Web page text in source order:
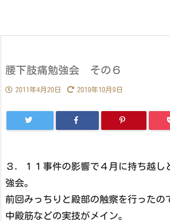
腰下肢痛勉強会 その６
2011年4月20日 2019年10月9日
３．１１事件の影響で４月に持ち越し
強会。
前回みっちりと殿部の触察を行ったの
中殿筋などの実技がメイン。